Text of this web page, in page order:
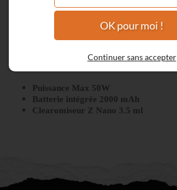
Kit Aegis z50 - Geekvape
Puissance Max 50W
Batterie intégrée 2000 mAh
Clearomiseur Z Nano 3.5 ml
OK pour moi !
Continuer sans accepter